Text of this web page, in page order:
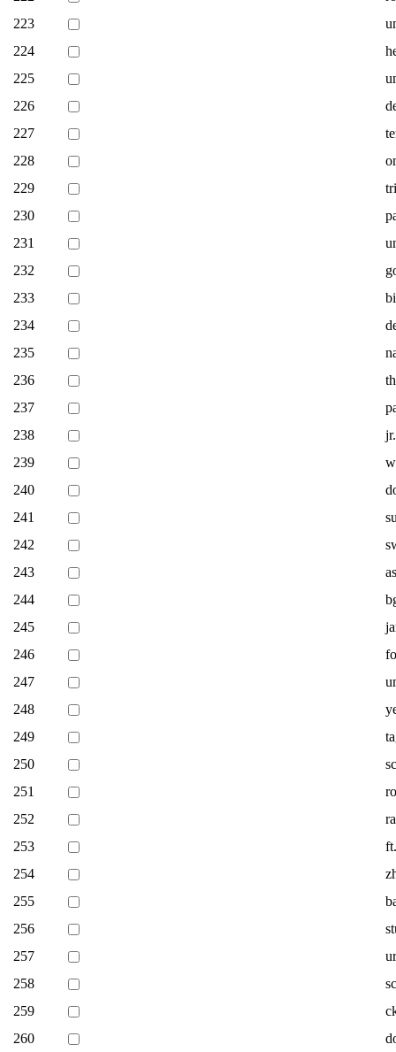
223
224
225
226
227
228
229
230
231
232
233
234
235
236
237
238
239
240
241
242
243
244
245
246
247
248
249
250
251
252
253
254
255
256
257
258
259
260